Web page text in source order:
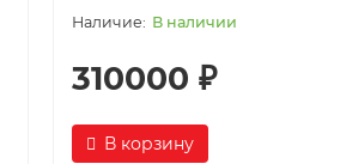
В наличии
310000 ₽
В корзину